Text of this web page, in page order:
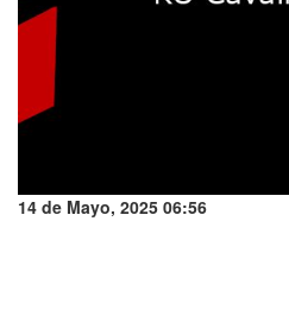
14 de Mayo, 2025 06:56